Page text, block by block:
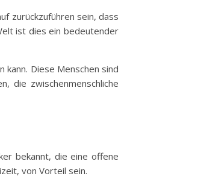
zurückzuführen sein, dass
ist dies ein bedeutender
Diese Menschen sind
die zwischenmenschliche
bekannt, die eine offene
von Vorteil sein.